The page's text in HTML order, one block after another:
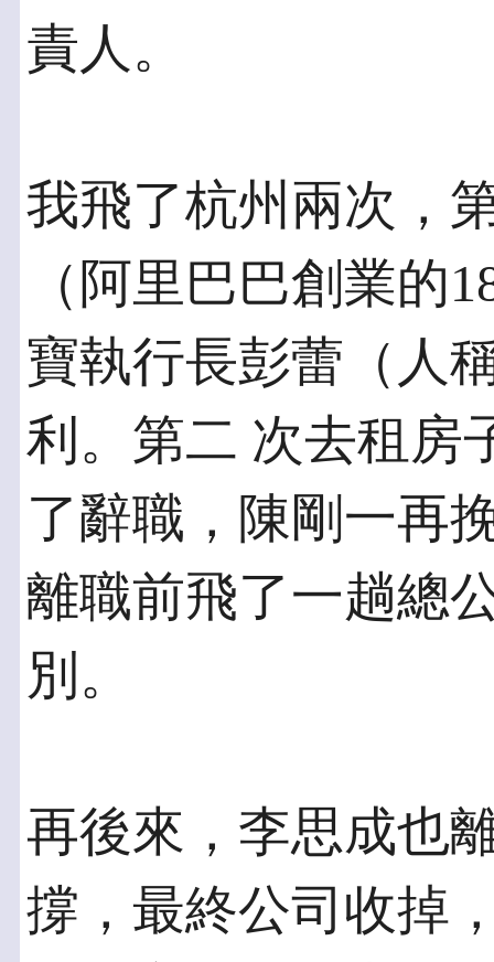
責人。
我飛了杭州兩次，
（阿里巴巴創業的
寶執行長彭蕾（人
利。第二 次去租房
了辭職，陳剛一再
離職前飛了一趟總
別。
再後來，李思成也
撐，最終公司收掉